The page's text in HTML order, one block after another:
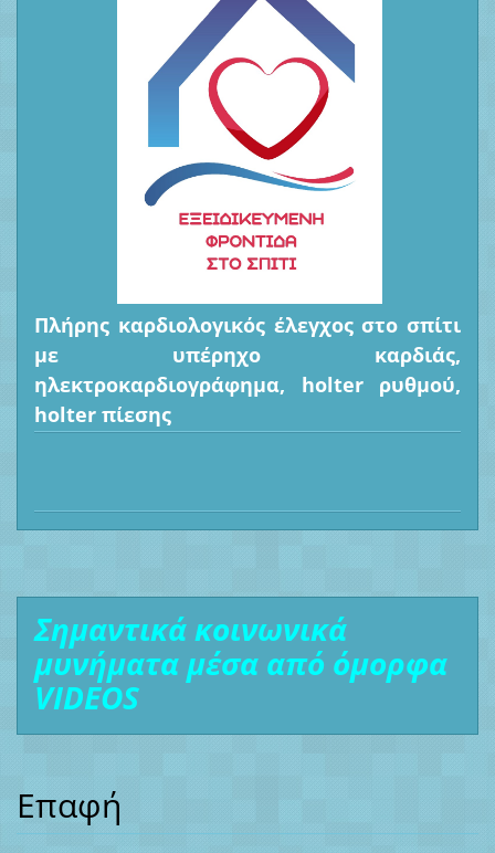
Πλήρης καρδιολογικός έλεγχος στο σπίτι
με υπέρηχο καρδιάς,
ηλεκτροκαρδιογράφημα, holter ρυθμού,
holter πίεσης
Σημαντικά κοινωνικά
μυνήματα μέσα από όμορφα
VIDEOS
Επαφή